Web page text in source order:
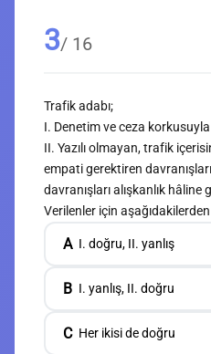
3/ 16
Trafik adabı;
I. Denetim ve ceza
II. Yazılı olmayan, trafik
empati gerektiren
davranışları alışkanlık hâline
Verilenler için
A I. doğru, II. yanlış
B I. yanlış, II. doğru
C Her ikisi de doğru